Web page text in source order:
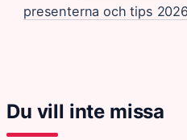
presenterna och tips 2026
Du vill inte missa